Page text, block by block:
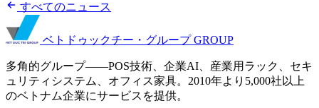
すべてのニュース
ベトドゥックチー・グループGROUP
多角的グループ——POS技術、企業AI、産業用ラック、セキ
ュリティシステム、オフィス家具。2010年より5,000社以上
のベトナム企業にサービスを提供。